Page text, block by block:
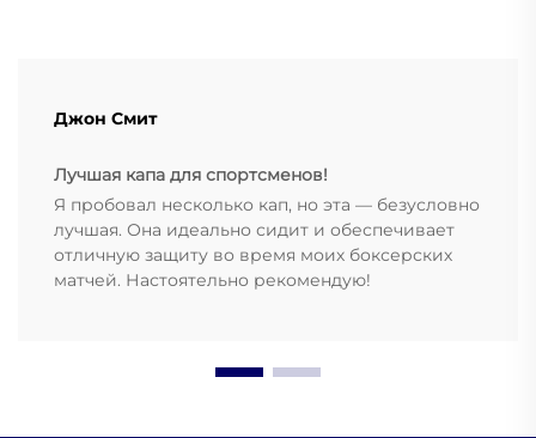
Джон Смит
Лучшая капа для спортсменов!
Я пробовал несколько кап, но эта — безусловно
лучшая. Она идеально сидит и обеспечивает
отличную защиту во время моих боксерских
матчей. Настоятельно рекомендую!